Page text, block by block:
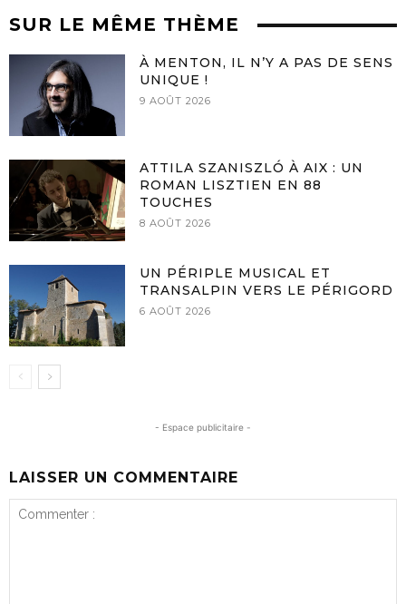
SUR LE MÊME THÈME
À MENTON, IL N’Y A PAS DE SENS
UNIQUE !
9 AOÛT 2026
ATTILA SZANISZLÓ À AIX : UN
ROMAN LISZTIEN EN 88
TOUCHES
8 AOÛT 2026
UN PÉRIPLE MUSICAL ET
TRANSALPIN VERS LE PÉRIGORD
6 AOÛT 2026
- Espace publicitaire -
LAISSER UN COMMENTAIRE